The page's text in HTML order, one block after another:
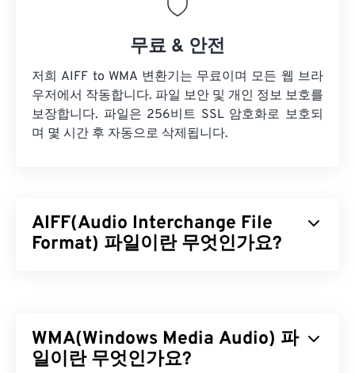
무료 & 안전
저희 AIFF to WMA 변환기는 무료이며 모든 웹 브라
우저에서 작동합니다. 파일 보안 및 개인 정보 보호를
보장합니다. 파일은 256비트 SSL 암호화로 보호되
며 몇 시간 후 자동으로 삭제됩니다.
AIFF(Audio Interchange File
Format) 파일이란 무엇인가요?
자들이 이 형식을 사용합니다.무손실파일 형식이므
로 원본의 품질이나 데이터 손실이 없지만, AIFF 파
WMA(Windows Media Audio) 파
일이란 무엇인가요?